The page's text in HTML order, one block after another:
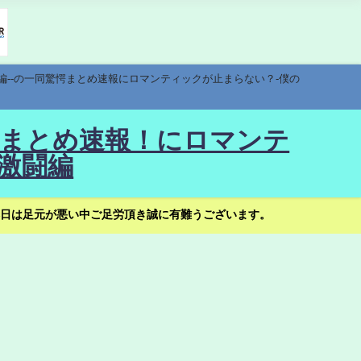
の一同驚愕まとめ速報にロマンティックが止まらない？-僕の
とめ速報！にロマンテ
闘編
足元が悪い中ご足労頂き誠に有難うございます。